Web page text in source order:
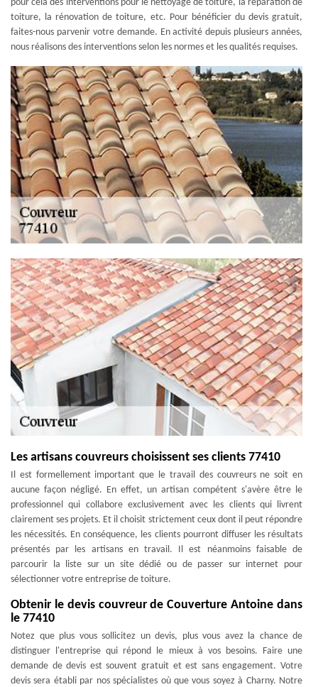
pour cela des interventions pour le nettoyage de toiture, la réparation de
toiture, la rénovation de toiture, etc. Pour bénéficier du devis gratuit,
faites-nous parvenir votre demande. En activité depuis plusieurs années,
nous réalisons des interventions selon les normes et les qualités requises.
Les artisans couvreurs choisissent ses clients 77410
Il est formellement important que le travail des couvreurs ne soit en
aucune façon négligé. En effet, un artisan compétent s'avère être le
professionnel qui collabore exclusivement avec les clients qui livrent
clairement ses projets. Et il choisit strictement ceux dont il peut répondre
les nécessités. En conséquence, les clients pourront diffuser les résultats
présentés par les artisans en travail. Il est néanmoins faisable de
parcourir la liste sur un site dédié ou de passer sur internet pour
sélectionner votre entreprise de toiture.
Obtenir le devis couvreur de Couverture Antoine dans
le 77410
Notez que plus vous sollicitez un devis, plus vous avez la chance de
distinguer l'entreprise qui répond le mieux à vos besoins. Faire une
demande de devis est souvent gratuit et est sans engagement. Votre
devis sera établi par nos spécialistes où que vous soyez à Charny. Notre